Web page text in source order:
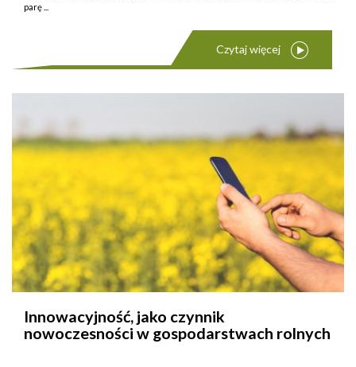
parę ...
Czytaj więcej
Innowacyjność, jako czynnik
nowoczesności w gospodarstwach rolnych